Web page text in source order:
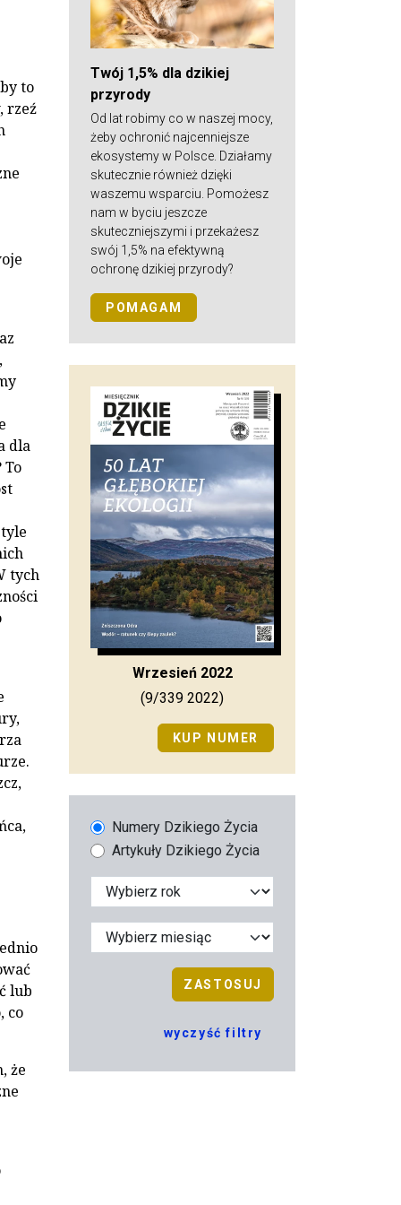
to
rzeź
dla
tych
lub
co
że
Twój 1,5% dla dzikiej
przyrody
Od lat robimy co w naszej mocy,
żeby ochronić najcenniejsze
ekosystemy w Polsce. Działamy
skutecznie również dzięki
waszemu wsparciu. Pomożesz
nam w byciu jeszcze
skuteczniejszymi i przekażesz
swój 1,5% na efektywną
ochronę dzikiej przyrody?
POMAGAM
Wrzesień 2022
(9/339 2022)
KUP NUMER
Numery Dzikiego Życia
Artykuły Dzikiego Życia
ZASTOSUJ
wyczyść filtry